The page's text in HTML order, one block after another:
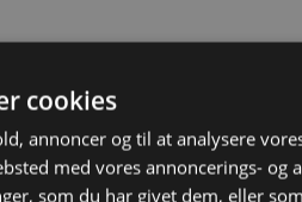
cookies
annoncer og til at analysere
med vores annoncerings- og
som du har givet dem, eller